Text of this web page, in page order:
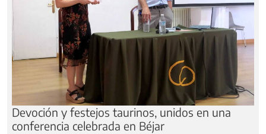
Devoción y festejos taurinos, unidos en una
conferencia celebrada en Béjar